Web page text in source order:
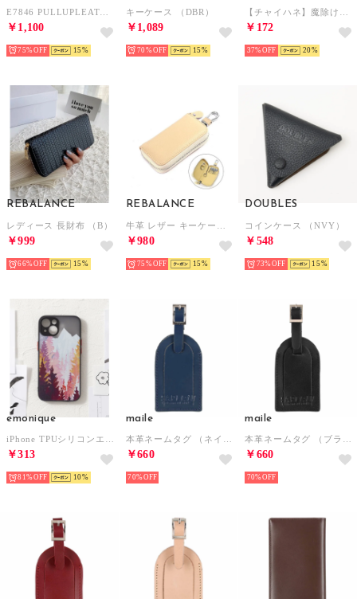
￥1,100
75% 15
キーケース （DBR）
￥1,089
70% 15
￥172
37% 20
REBALANCE
レディース 長財布 （B）
￥999
66% 15
REBALANCE
￥980
75% 15
DOUBLES
コインケース （NVY）
￥548
73% 15
emonique
￥313
81% 10
maile
￥660
70%
maile
￥660
70%